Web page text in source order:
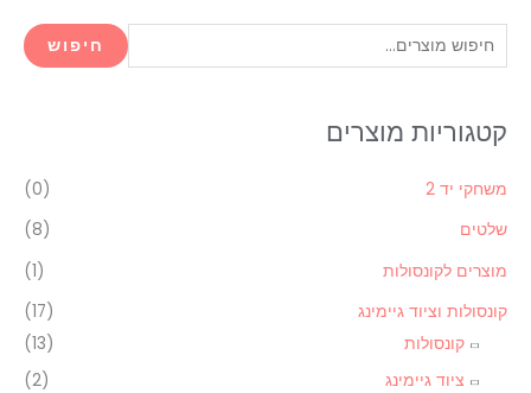
י
ו
ע
ב
ו
חיפוש
קטגוריות מוצרים
משחקי יד 2
(0)
שלטים
(8)
מוצרים לקונסולות
(1)
קונסולות וציוד גיימינג
(17)
קונסולות
(13)
ציוד גיימינג
(2)